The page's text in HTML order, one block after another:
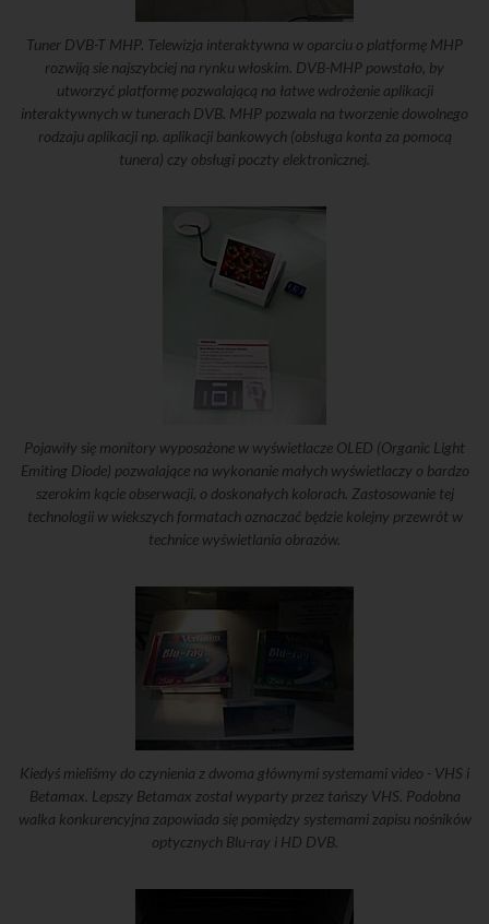
Tuner DVB-T MHP. Telewizja interaktywna w oparciu o platformę MHP
rozwiją sie najszybciej na rynku włoskim. DVB-MHP powstało, by
utworzyć platformę pozwalającą na łatwe wdrożenie aplikacji
interaktywnych w tunerach DVB. MHP pozwala na tworzenie dowolnego
rodzaju aplikacji np. aplikacji bankowych (obsługa konta za pomocą
tunera) czy obsługi poczty elektronicznej.
Pojawiły się monitory wyposażone w wyświetlacze OLED (Organic Light
Emiting Diode) pozwalające na wykonanie małych wyświetlaczy o bardzo
szerokim kącie obserwacji, o doskonałych kolorach. Zastosowanie tej
technologii w wiekszych formatach oznaczać będzie kolejny przewrót w
technice wyświetlania obrazów.
Kiedyś mieliśmy do czynienia z dwoma głównymi systemami video - VHS i
Betamax. Lepszy Betamax został wyparty przez tańszy VHS. Podobna
walka konkurencyjna zapowiada się pomiędzy systemami zapisu nośników
optycznych Blu-ray i HD DVB.